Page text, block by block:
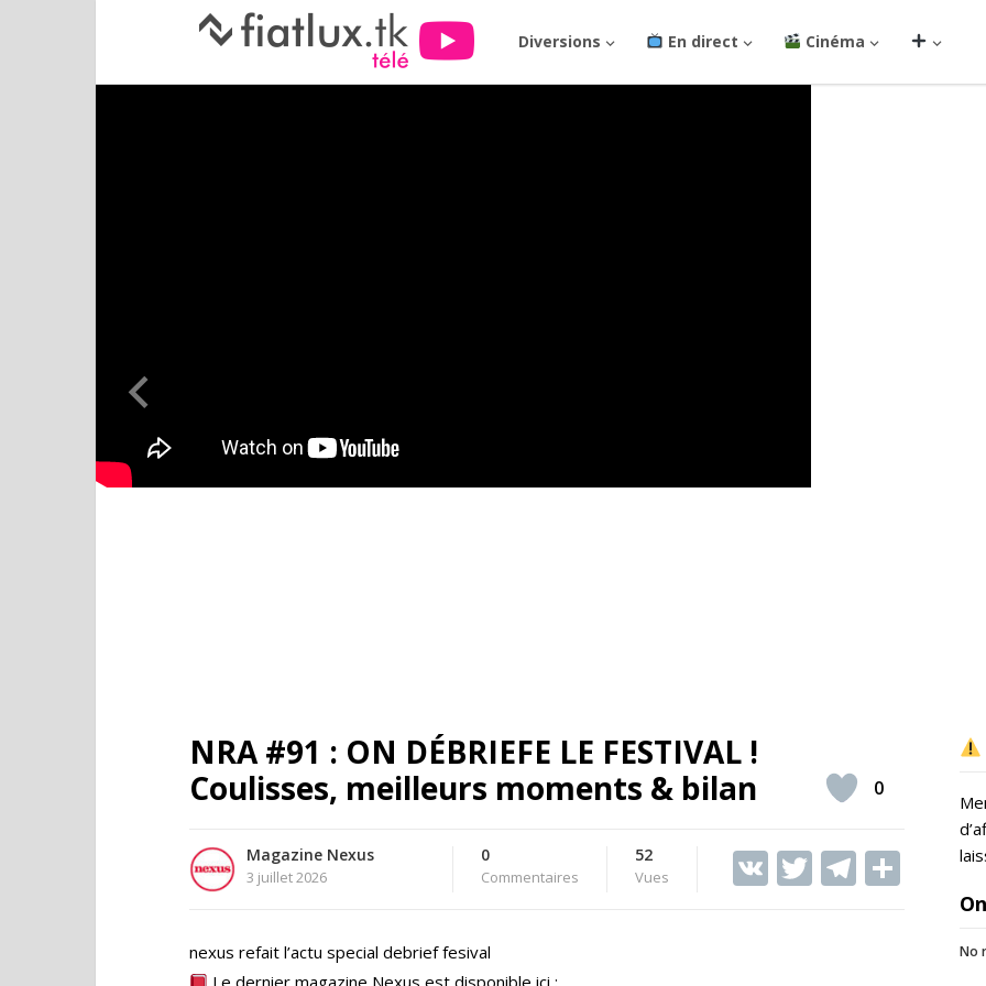
Diversions En direct Cinéma
NRA #91 : ON DÉBRIEFE LE FESTIVAL !
Coulisses, meilleurs moments & bilan
Magazine Nexus
3 juillet 2026
0
Commentaires
52
Vues V T T
0
nexus refait l’actu special debrief fesival
Le dernier magazine Nexus est disponible ici :
No